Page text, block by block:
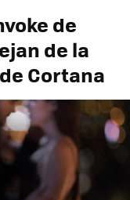
de
de la
Cortana